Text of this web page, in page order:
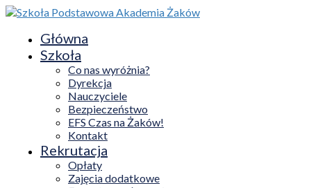
Główna
Szkoła
Co nas wyróżnia?
Dyrekcja
Nauczyciele
Bezpieczeństwo
EFS Czas na Żaków!
Kontakt
Rekrutacja
Opłaty
Zajęcia dodatkowe